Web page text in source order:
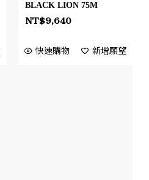
BLACK LION 75M
NT$9,640
快速購物 新增願望